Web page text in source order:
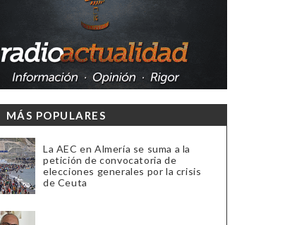
MÁS POPULARES
La AEC en Almería se suma a la
petición de convocatoria de
elecciones generales por la crisis
de Ceuta